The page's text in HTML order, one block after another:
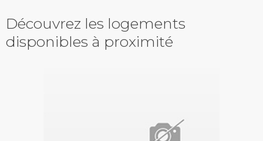
Découvrez les logements
disponibles à proximité